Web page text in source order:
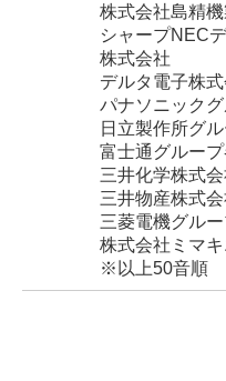
株式会社島精
シャープNEC
株式会社
デルタ電子株
パナソニック
日立製作所グ
富士通グルー
三井化学株式会
三井物産株式会
三菱電機グル
株式会社ミマ
※以上50音順